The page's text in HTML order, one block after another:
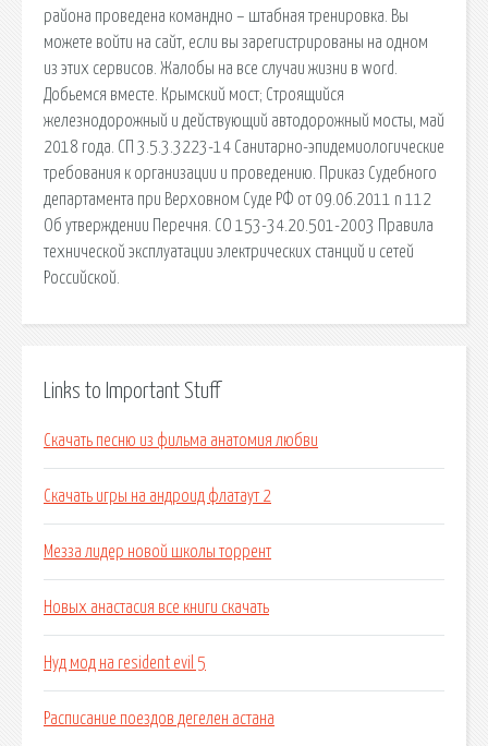
района проведена командно – штабная тренировка. Вы
можете войти на сайт, если вы зарегистрированы на одном
из этих сервисов. Жалобы на все случаи жизни в word.
Добьемся вместе. Крымский мост; Строящийся
железнодорожный и действующий автодорожный мосты, май
2018 года. СП 3.5.3.3223-14 Санитарно-эпидемиологические
требования к организации и проведению. Приказ Судебного
департамента при Верховном Суде РФ от 09.06.2011 n 112
Об утверждении Перечня. СО 153-34.20.501-2003 Правила
технической эксплуатации электрических станций и сетей
Российской.
Links to Important Stuff
Скачать песню из фильма анатомия любви
Скачать игры на андроид флатаут 2
Мезза лидер новой школы торрент
Новых анастасия все книги скачать
Нуд мод на resident evil 5
Расписание поездов дегелен астана